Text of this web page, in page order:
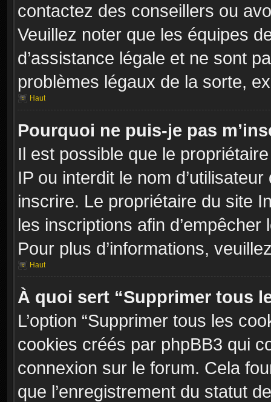
contactez des conseillers ou
Veuillez noter que les équipes
d’assistance légale et ne sont
problèmes légaux de la sorte,
Haut
Pourquoi ne puis-je pas
Il est possible que le
IP ou interdit le nom
inscrire. Le propriétaire du site
les inscriptions afin
Pour plus d’informations,
Haut
À quoi sert “Supprimer tous
L’option “Supprimer tous les
cookies créés par phpBB3 qui
connexion sur le forum. Cela
que l’enregistrement du statut